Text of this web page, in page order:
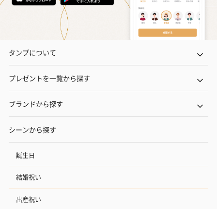
タンプについて
プレゼントを一覧から探す
ブランドから探す
シーンから探す
誕生日
結婚祝い
出産祝い